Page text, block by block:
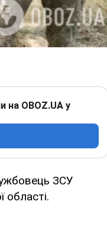
на OBOZ.UA у
ЗСУ
області.